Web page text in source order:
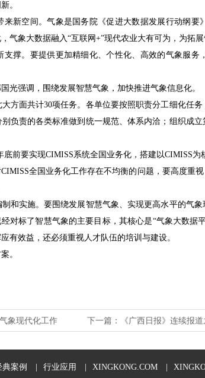
。
空间。气象是国务院《促进大数据发展行动纲要
气象大数据融入“互联网+”现代农业大有可为，为拓
。要提供更加精细化、个性化、高效的气象服务
强调，围绕发展智慧气象，加快推进气象信息化。
面共计30项任务。各单位要按照职责分工细化任务
负责的各类标准做到统一规范、体系内洽；组织成
要实现CIMISS系统全国业务化，搭建以CIMISS为
全国业务化工作存在不均衡的问题，要高度重
实施。要围绕发展智慧气象、实现更高水平的气象
对标了智慧气象的主要目标，其核心是“气象大数据
有效益，还必须重视人才队伍的培训与建设。
。
象现代化工作 下一篇： 《广西日报》连续报
典案例 行业应用 XINGKONG.COM